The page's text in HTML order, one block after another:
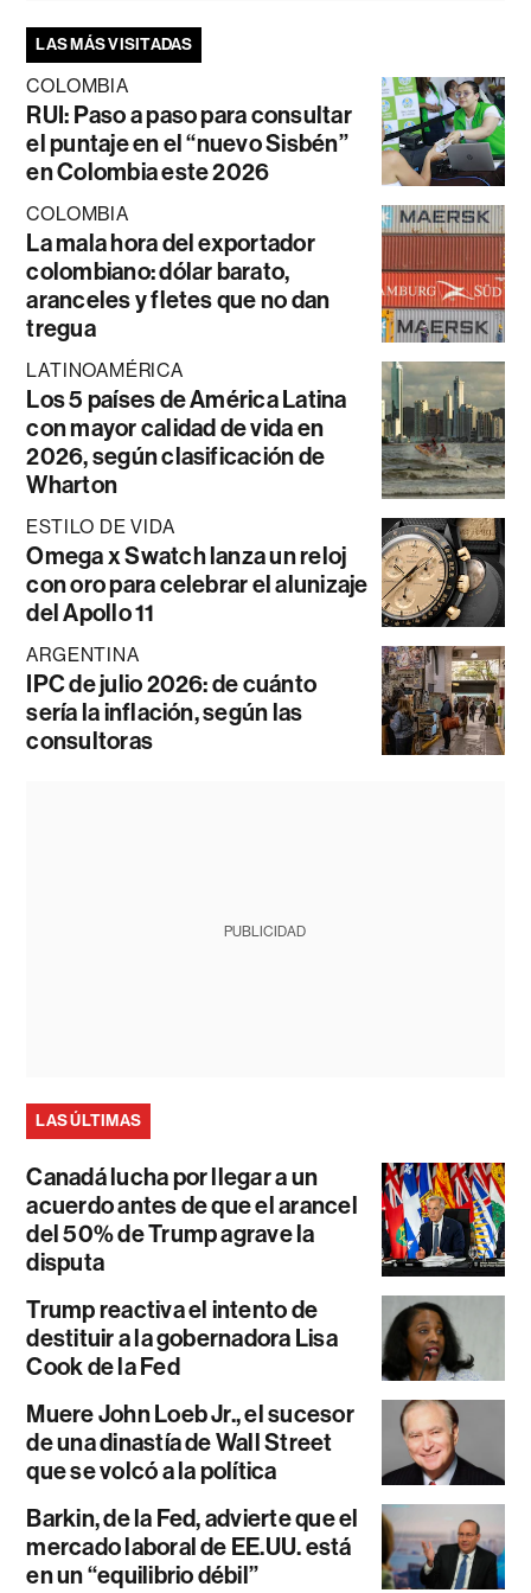
LAS MÁS VISITADAS
COLOMBIA
RUI: Paso a paso para consultar
el puntaje en el “nuevo Sisbén”
en Colombia este 2026
COLOMBIA
La mala hora del exportador
colombiano: dólar barato,
aranceles y fletes que no dan
tregua
LATINOAMÉRICA
Los 5 países de América Latina
con mayor calidad de vida en
2026, según clasificación de
Wharton
ESTILO DE VIDA
Omega x Swatch lanza un reloj
con oro para celebrar el alunizaje
del Apollo 11
ARGENTINA
IPC de julio 2026: de cuánto
sería la inflación, según las
consultoras
PUBLICIDAD
LAS ÚLTIMAS
Canadá lucha por llegar a un
acuerdo antes de que el arancel
del 50% de Trump agrave la
disputa
Trump reactiva el intento de
destituir a la gobernadora Lisa
Cook de la Fed
Muere John Loeb Jr., el sucesor
de una dinastía de Wall Street
que se volcó a la política
Barkin, de la Fed, advierte que el
mercado laboral de EE.UU. está
en un “equilibrio débil”